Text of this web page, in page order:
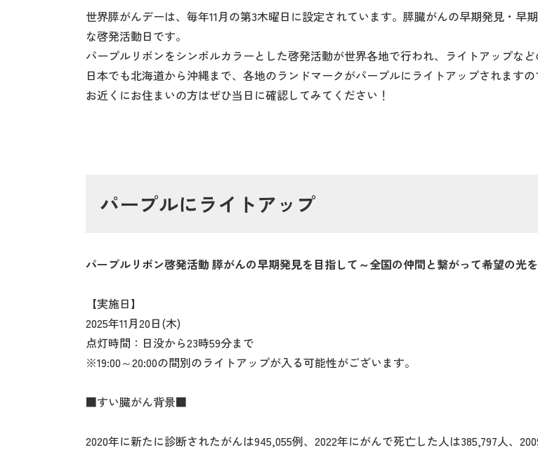
世界膵がんデーは、毎年11月の第3木曜日に設定されています。膵臓がんの早期発見・
な啓発活動日です。
パープルリボンをシンボルカラーとした啓発活動が世界各地で行われ、ライトアップなど
日本でも北海道から沖縄まで、各地のランドマークがパープルにライトアップされますの
お近くにお住まいの方はぜひ当日に確認してみてください！
パープルにライトアップ
パープルリボン啓発活動 膵がんの早期発見を目指して～全国の仲間と繋がって希望の光
【実施日】
2025年11月20日(木)
点灯時間：日没から23時59分まで
※19:00～20:00の間別のライトアップが入る可能性がございます。
■すい臓がん背景■
2020年に新たに診断されたがんは945,055例、2022年にがんで死亡した人は385,797人、